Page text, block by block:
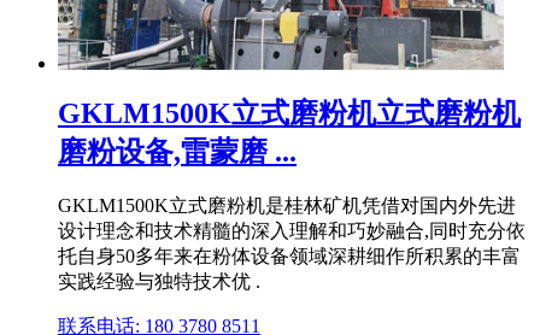
GKLM1500K立式磨粉机立式磨粉机
磨粉设备,雷蒙磨 ...
GKLM1500K立式磨粉机是桂林矿机凭借对国内外先进
设计理念和技术精髓的深入理解和巧妙融合,同时充分依
托自身50多年来在粉体设备领域深耕细作所积累的丰富
实践经验与独特技术优 .
联系电话: 180 3780 8511